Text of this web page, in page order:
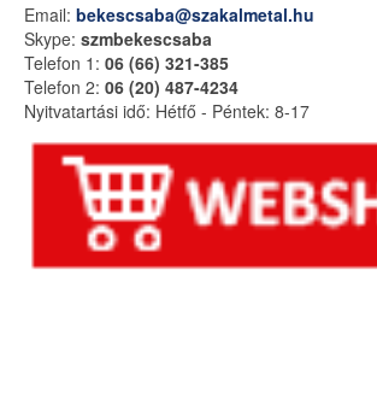
Email: bekescsaba@szakalmetal.hu
Skype: szmbekescsaba
Telefon 1: 06 (66) 321-385
Telefon 2: 06 (20) 487-4234
Nyitvatartási idő: Hétfő - Péntek: 8-17